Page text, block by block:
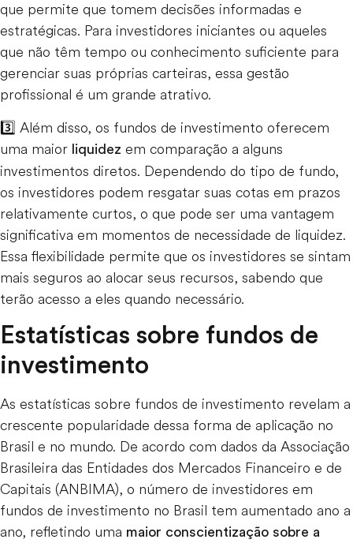
que permite que tomem decisões informadas e
estratégicas. Para investidores iniciantes ou aqueles
que não têm tempo ou conhecimento suficiente para
gerenciar suas próprias carteiras, essa gestão
profissional é um grande atrativo.
3️⃣ Além disso, os fundos de investimento oferecem
uma maior liquidez em comparação a alguns
investimentos diretos. Dependendo do tipo de fundo,
os investidores podem resgatar suas cotas em prazos
relativamente curtos, o que pode ser uma vantagem
significativa em momentos de necessidade de liquidez.
Essa flexibilidade permite que os investidores se sintam
mais seguros ao alocar seus recursos, sabendo que
terão acesso a eles quando necessário.
Estatísticas sobre fundos de
investimento
As estatísticas sobre fundos de investimento revelam a
crescente popularidade dessa forma de aplicação no
Brasil e no mundo. De acordo com dados da Associação
Brasileira das Entidades dos Mercados Financeiro e de
Capitais (ANBIMA), o número de investidores em
fundos de investimento no Brasil tem aumentado ano a
ano, refletindo uma maior conscientização sobre a